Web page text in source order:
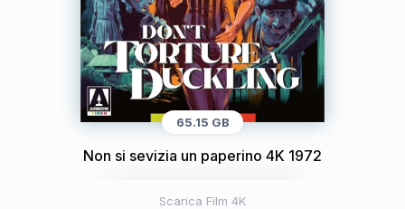
65.15 GB
Non si sevizia un paperino 4K 1972
Scarica Film 4K